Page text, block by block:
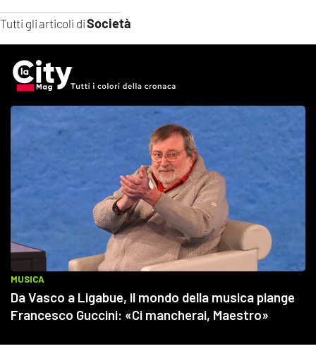
Tutti gli articoli diSocietà